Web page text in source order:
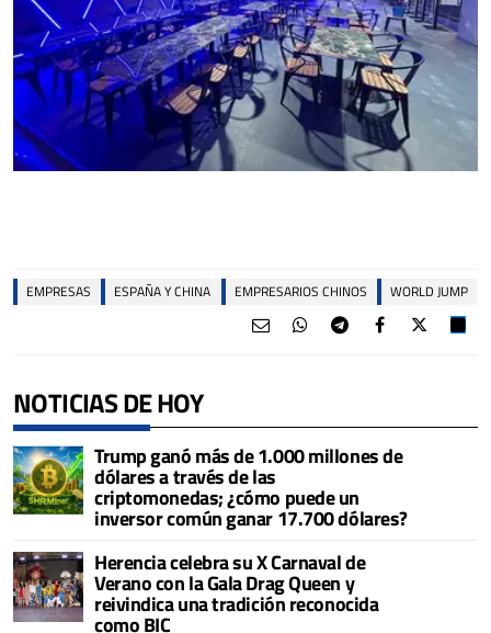
EMPRESAS ESPAÑA Y CHINA EMPRESARIOS CHINOS WORLD JUMP
NOTICIAS DE HOY
Trump ganó más de 1.000 millones de
dólares a través de las
criptomonedas; ¿cómo puede un
inversor común ganar 17.700 dólares?
Herencia celebra su X Carnaval de
Verano con la Gala Drag Queen y
reivindica una tradición reconocida
como BIC